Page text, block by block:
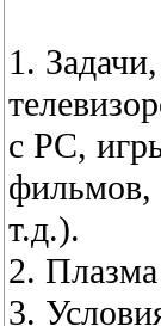
1.
с PC,
фильмов,
т.д.).
2.
3.